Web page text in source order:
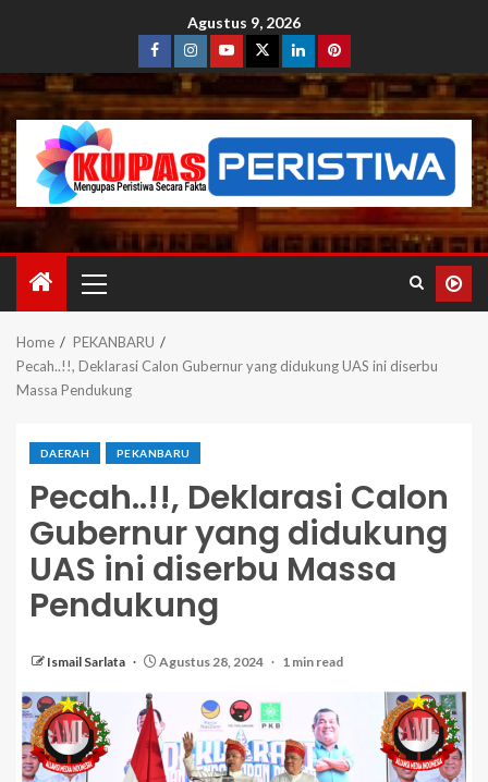
Agustus 9, 2026
Home
PEKANBARU
Pecah..!!, Deklarasi Calon Gubernur yang didukung UAS ini diserbu
Massa Pendukung
DAERAH PEKANBARU
Pecah..!!, Deklarasi Calon
Gubernur yang didukung
UAS ini diserbu Massa
Pendukung
Ismail Sarlata Agustus 28, 2024 1 min read